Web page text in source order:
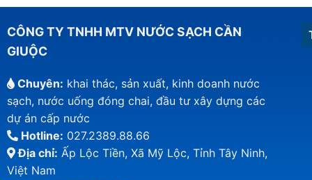
CÔNG TY TNHH MTV NƯỚC SẠCH CẦN
GIUỘC
Chuyên: khai thác, sản xuất, kinh doanh nước
sạch, nước uống đóng chai, đầu tư xây dựng các
dự án cấp nước
Hotline: 027.2389.88.66
Địa chỉ: Ấp Lộc Tiền, Xã Mỹ Lộc, Tỉnh Tây Ninh,
Việt Nam